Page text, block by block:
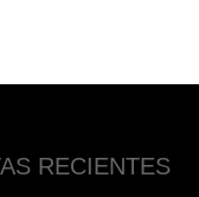
RECIENTES